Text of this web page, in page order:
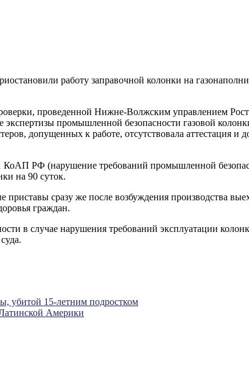
работу заправочной колонки на
проведенной Нижне-Волжским управлением
промышленной безопасности газовой
допущенных к работе, отсутствовала аттестация и
КоАП РФ (нарушение требований промышленной
на 90 суток.
сразу же после возбуждения производства
граждан.
в случае нарушения требований эксплуатации
убитой 15-летним подростком
Америки